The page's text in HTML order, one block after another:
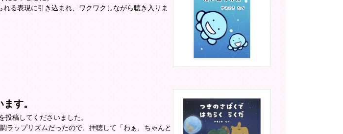
る表現に引き込まれ、ワクワクしながら聴き入りま
す。
稿してくださいました。
ップリズムだったので、拝聴して「わぁ、ちゃんと